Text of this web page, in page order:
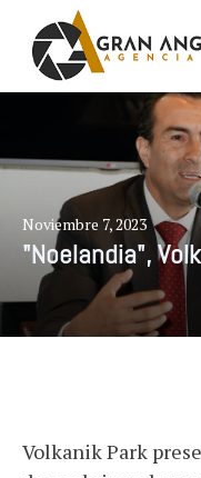
Noviembre 7, 2023
"Noelandia",
Volkanik Park